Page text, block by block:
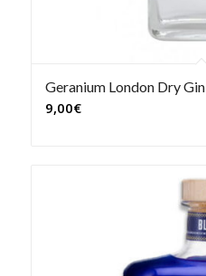
Geranium London Dry Gin
9,00€